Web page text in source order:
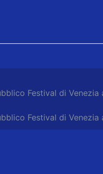
Festival di Venezia
Festival di Venezia